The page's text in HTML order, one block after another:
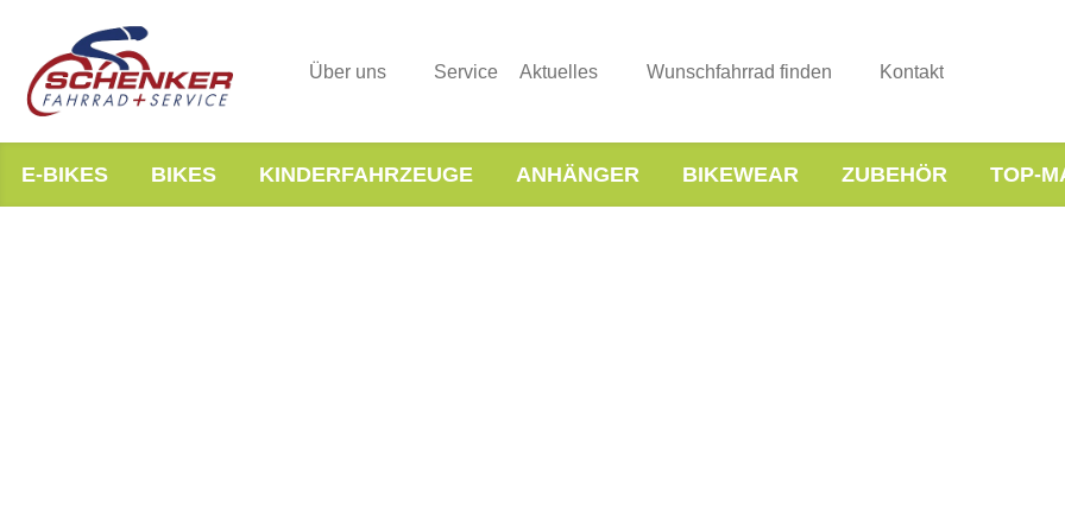
Über uns Service Aktuelles Wunschfahrrad finden Kontakt
E-BIKES BIKES KINDERFAHRZEUGE ANHÄNGER BIKEWEAR ZUBEHÖR TOP-